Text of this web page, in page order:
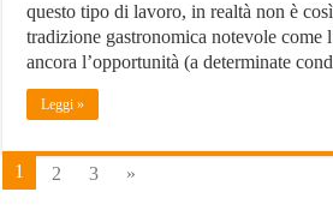
questo tipo di lavoro, in realtà non è
tradizione gastronomica notevole come
ancora l’opportunità (a determinate
Leggi »
1 2 3 »